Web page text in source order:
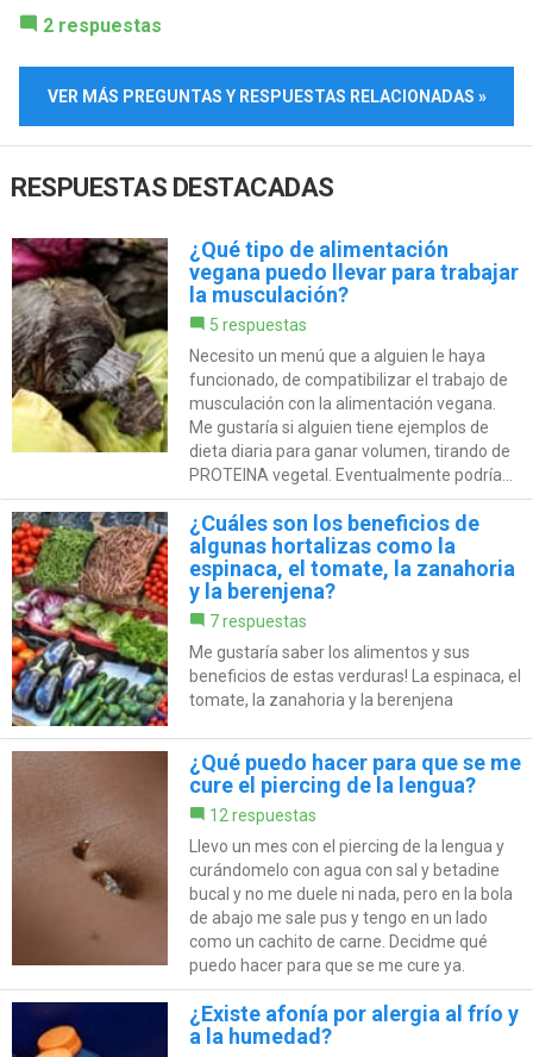
2 respuestas
VER MÁS PREGUNTAS Y RESPUESTAS RELACIONADAS »
RESPUESTAS DESTACADAS
¿Qué tipo de alimentación
vegana puedo llevar para trabajar
la musculación?
5 respuestas
Necesito un menú que a alguien le haya
funcionado, de compatibilizar el trabajo de
musculación con la alimentación vegana.
Me gustaría si alguien tiene ejemplos de
dieta diaria para ganar volumen, tirando de
PROTEINA vegetal. Eventualmente podría...
¿Cuáles son los beneficios de
algunas hortalizas como la
espinaca, el tomate, la zanahoria
y la berenjena?
7 respuestas
Me gustaría saber los alimentos y sus
beneficios de estas verduras! La espinaca, el
tomate, la zanahoria y la berenjena
¿Qué puedo hacer para que se me
cure el piercing de la lengua?
12 respuestas
Llevo un mes con el piercing de la lengua y
curándomelo con agua con sal y betadine
bucal y no me duele ni nada, pero en la bola
de abajo me sale pus y tengo en un lado
como un cachito de carne. Decidme qué
puedo hacer para que se me cure ya.
¿Existe afonía por alergia al frío y
a la humedad?